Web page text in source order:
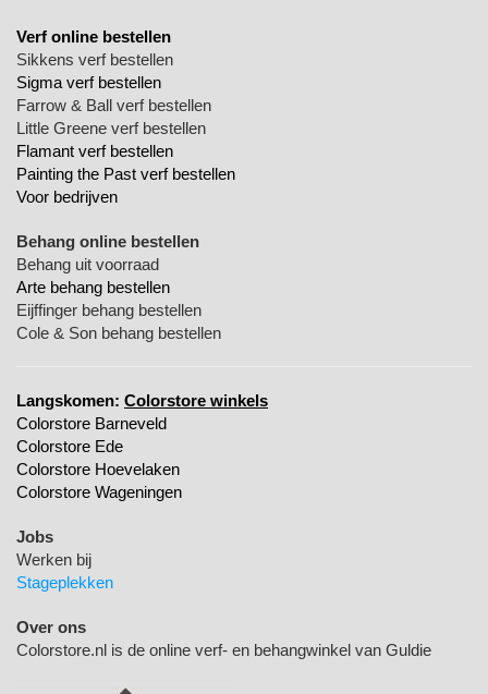
Verf online bestellen
Sikkens verf bestellen
Sigma verf bestellen
Farrow & Ball verf bestellen
Little Greene verf bestellen
Flamant verf bestellen
Painting the Past verf bestellen
Voor bedrijven
Behang online bestellen
Behang uit voorraad
Arte behang bestellen
Eijffinger behang bestellen
Cole & Son behang bestellen
Langskomen: Colorstore winkels
Colorstore Barneveld
Colorstore Ede
Colorstore Hoevelaken
Colorstore Wageningen
Jobs
Werken bij
Stageplekken
Over ons
Colorstore.nl is de online verf- en behangwinkel van Guldie